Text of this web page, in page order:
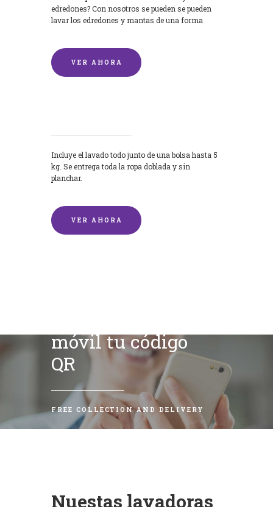
edredones? Con nosotros se pueden se pueden
lavar los edredones y mantas de una forma
VER AHORA
Incluye el lavado todo junto de una bolsa hasta 5
kg. Se entrega toda la ropa doblada y sin
planchar.
VER AHORA
móvil tu código
QR
FREE COLLECTION AND DELIVERY
Nuestas lavadoras